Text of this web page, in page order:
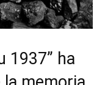
1937” ha